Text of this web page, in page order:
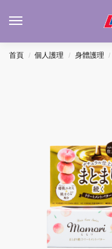
首頁 / 個人護理 / 身體護理 /